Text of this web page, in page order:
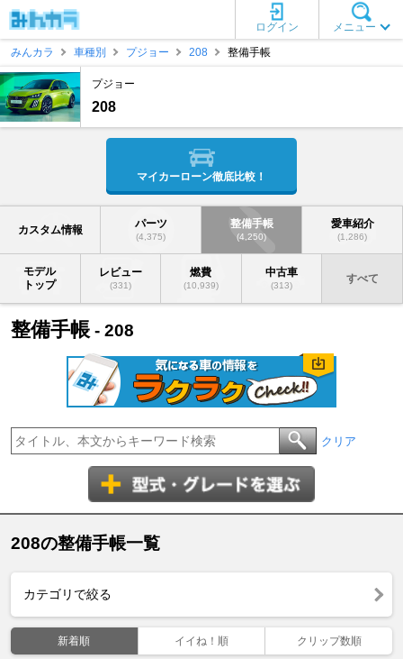
メニュー
ログイン
みんカラ
車種別 プジョー 208 整備手帳
プジョー
208
マイカーローン徹底比較！
カスタム情報 パーツ
(4,375)
整備手帳
(4,250)
愛車紹介
(1,286)
モデル
トップ
レビュー
(331)
燃費
(10,939)
中古車
(313)
すべて
整備手帳 - 208
クリア
208の整備手帳一覧
カテゴリで絞る
新着順 イイね！順 クリップ数順